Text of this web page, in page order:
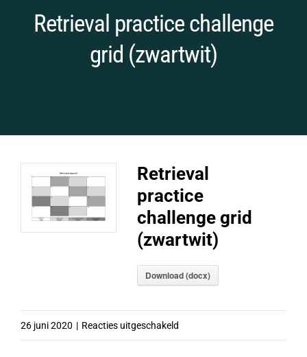
Retrieval practice challenge
grid (zwartwit)
Retrieval
practice
challenge grid
(zwartwit)
Download (docx)
26 juni 2020 | Reacties uitgeschakeld